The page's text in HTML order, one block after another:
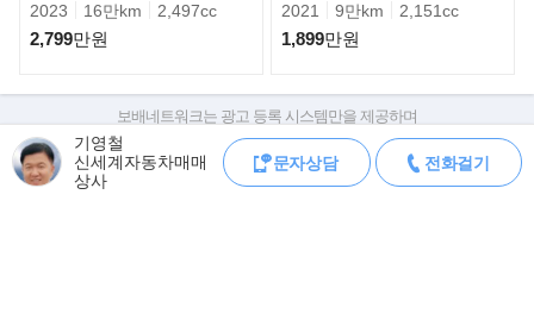
※ 자세한 진단결과는 "성증점검표 보기"를 참조하세요.
실내 가죽 상태도 까짐 없이 매우 좋구요.
비흡연 차량이라 잡냄새도 또한 없어 쾌적한 상태입니다.
평상시에 기본 경정비를 잘 해둔 차량이라 엔진, 미션 상태
매우 양호합니다. (시운전 OK)
2023 16만km 2,497cc
2,799만원
2021 9만km 2,151cc
1,899만원
기영철
신세계자동차매매
상사
문자상담 전화걸기
보배네트워크는 광고 등록 시스템만을 제공하며
판매자가 직접 등록한 내용에 대한 모든 책임은 판매자에게 있습니다.
차량 구매 시 차량등록증, 성능점검기록부, 실제 차량 상태,
차대번호 조회로 직접 정보를 확인하세요.